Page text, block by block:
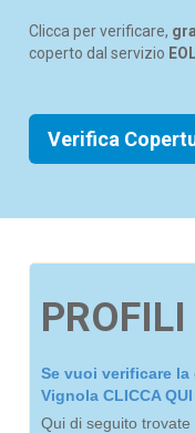
Clicca per verificare,
coperto dal servizio
Verifica
PROFILI
Se vuoi verificare la
Vignola CLICCA QUI
Qui di seguito